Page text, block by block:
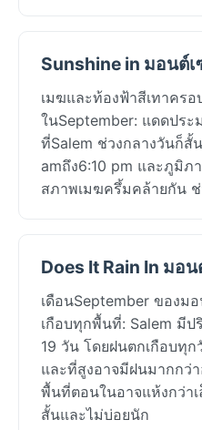
Sunshine in มอนต์
เมฆและท้องฟ้าสีเทาคร
ในSeptember: แดดปร
ที่Salem ช่วงกลางวันก็สั้
amถึง6:10 pm และภูมิภ
สภาพเมฆครึ้มคล้ายกัน
Does It Rain In มอ
เดือนSeptember ของม
เกือบทุกพื้นที่: Salem มี
19 วัน โดยฝนตกเกือบทุ
และที่สูงอาจมีฝนมากกว่
พื้นที่ตอนในอาจแห้งกว่า
สั้นและไม่บ่อยนัก